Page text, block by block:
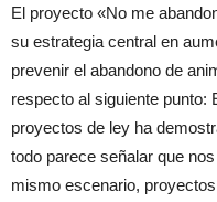
El proyecto «No me
su estrategia central en
prevenir el abandono de
respecto al siguiente punto:
proyectos de ley ha
todo parece señalar que
mismo escenario,